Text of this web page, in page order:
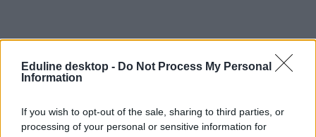
Eduline desktop - Do Not Process My Personal
Information
If you wish to opt-out of the sale, sharing to third parties, or
processing of your personal or sensitive information for